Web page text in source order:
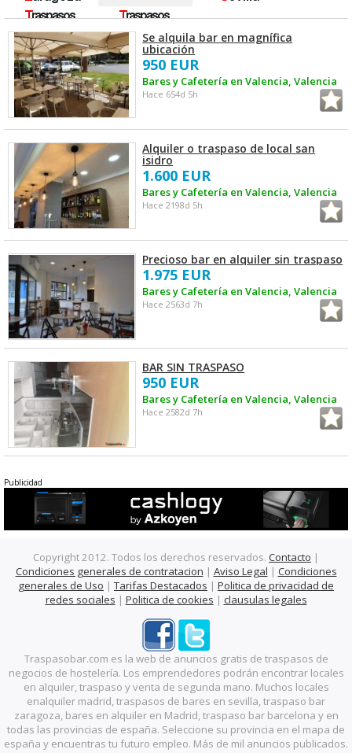
Se alquila bar en magnífica
ubicación
950 EUR
Bares y Cafetería en Valencia, Valencia
Hace 654d 5h
Alquiler o traspaso de local san
isidro
1.600 EUR
Bares y Cafetería en Valencia, Valencia
Hace 2198d 5h
Precioso bar en alquiler sin traspaso
1.975 EUR
Bares y Cafetería en Valencia, Valencia
Hace 2563d 7h
BAR SIN TRASPASO
950 EUR
Bares y Cafetería en Valencia, Valencia
Hace 2582d 7h
Publicidad
Copyright 2012. Todos los derechos reservados. Contacto |
Condiciones generales de contratacion | Aviso Legal | Condiciones
generales de Uso | Tarifas Destacados | Politica de privacidad de
redes sociales | Politica de cookies | clausulas legales
Traspasobar.com es la web de anuncios gratis de traspasos de
negocios de hostelería. Los emprendedores podrán encontrar locales
en alquiler, traspaso y venta de segunda mano. Muchos locales
enalquiler madrid, traspasos de bares en sevilla, traspaso bar
zaragoza, bares en alquiler en Madrid, traspaso bar barcelona y en
todas las provincias de españa. Seleccione su provincia en el mapa de
españa y encuentras tu futuro empleo. Más de mil anuncios publicados.